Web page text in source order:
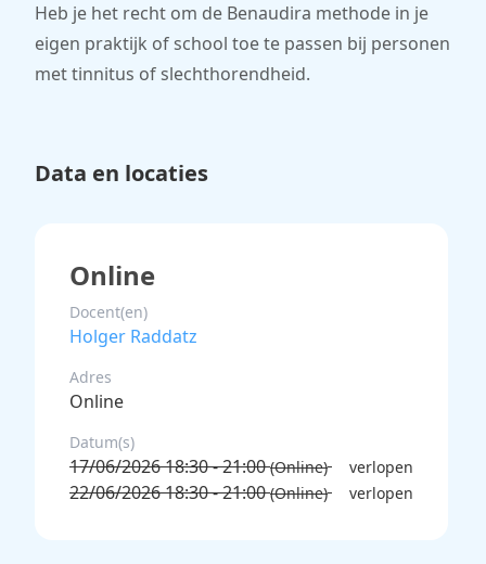
Heb je het recht om de Benaudira methode in je
eigen praktijk of school toe te passen bij personen
met tinnitus of slechthorendheid.
Data en locaties
Online
Docent(en)
Holger Raddatz
Adres
Online
Datum(s)
17/06/2026 18:30 - 21:00(Online) verlopen
22/06/2026 18:30 - 21:00(Online) verlopen